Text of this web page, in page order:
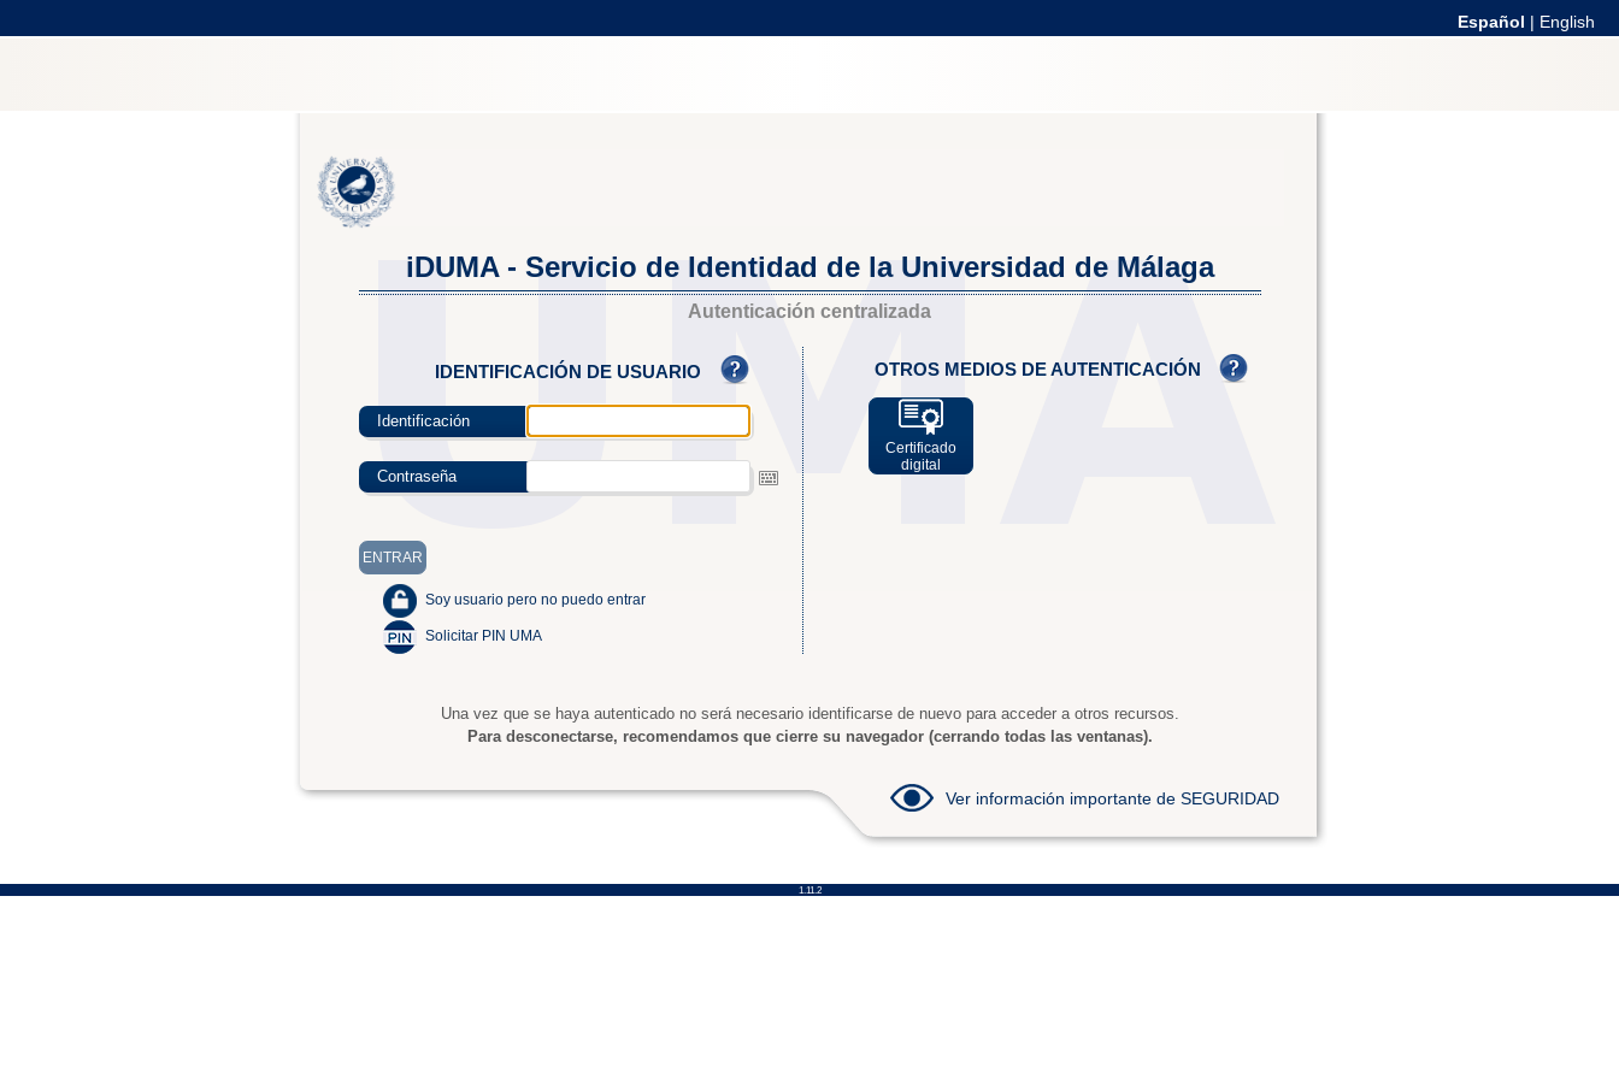
Español | English
iDUMA - Servicio de Identidad de la Universidad de Málaga
Autenticación centralizada
IDENTIFICACIÓN DE USUARIO
Identificación
Contraseña
Soy usuario pero no puedo entrar
Solicitar PIN UMA
OTROS MEDIOS DE AUTENTICACIÓN
Certificado
digital
Una vez que se haya autenticado no será necesario identificarse de nuevo para acceder a otros recursos.
Para desconectarse, recomendamos que cierre su navegador (cerrando todas las ventanas).
Ver información importante de SEGURIDAD
1.11.2